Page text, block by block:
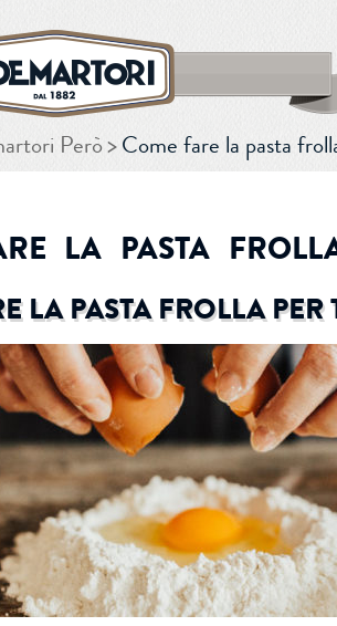
CERCA
Però Come fare la pasta
LA PASTA
LA PASTA FROLLA PER